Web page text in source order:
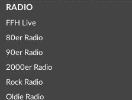
RADIO
FFH Live
80er Radio
90er Radio
2000er Radio
Rock Radio
Oldie Radio